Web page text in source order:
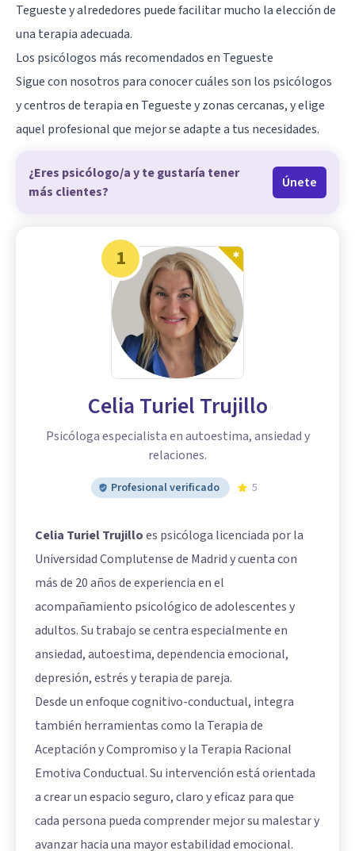
Tegueste y alrededores puede facilitar mucho la elección de
una terapia adecuada.
Los psicólogos más recomendados en Tegueste
Sigue con nosotros para conocer cuáles son los psicólogos
y centros de terapia en Tegueste y zonas cercanas, y elige
aquel profesional que mejor se adapte a tus necesidades.
¿Eres psicólogo/a y te gustaría tener
más clientes?
Únete
1
Celia Turiel Trujillo
Psicóloga especialista en autoestima, ansiedad y
relaciones.
Profesional verificado 5
Celia Turiel Trujilloes psicóloga licenciada por la
Universidad Complutense de Madrid y cuenta con
más de 20 años de experiencia en el
acompañamiento psicológico de adolescentes y
adultos. Su trabajo se centra especialmente en
ansiedad, autoestima, dependencia emocional,
depresión, estrés y terapia de pareja.
Desde un enfoque cognitivo-conductual, integra
también herramientas como la Terapia de
Aceptación y Compromiso y la Terapia Racional
Emotiva Conductual. Su intervención está orientada
a crear un espacio seguro, claro y eficaz para que
cada persona pueda comprender mejor su malestar y
avanzar hacia una mayor estabilidad emocional.